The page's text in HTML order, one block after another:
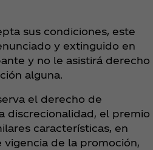
sus condiciones, este
y extinguido en
y no le asistirá derecho
alguna.
el derecho de
discrecionalidad, el premio
características, en
de la promoción,